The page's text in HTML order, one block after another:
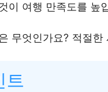
이 여행 만족도를 높
무엇인가요? 적절
트